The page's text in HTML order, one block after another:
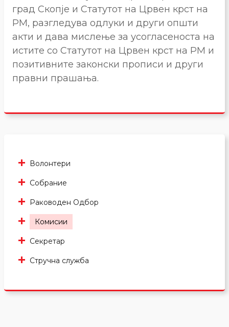
Волонтери
Собрание
Раководен Одбор
Комисии
Секретар
Стручна служба
град Скопје и Статутот на Црвен крст на
РМ, разгледува одлуки и други општи
акти и дава мислење за усогласеноста на
истите со Статутот на Црвен крст на РМ и
позитивните законски прописи и други
правни прашања.